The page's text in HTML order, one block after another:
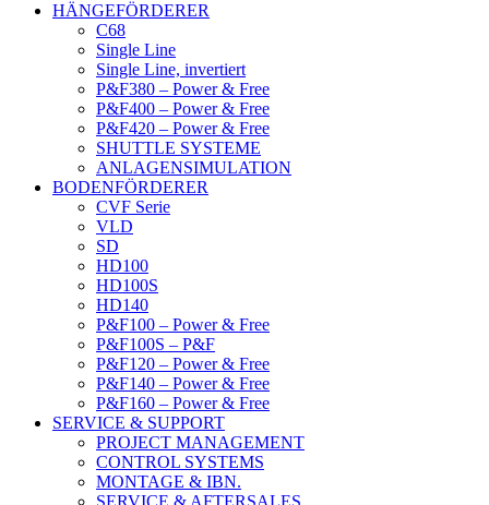
HÄNGEFÖRDERER
C68
Single Line
Single Line, invertiert
P&F380 – Power & Free
P&F400 – Power & Free
P&F420 – Power & Free
SHUTTLE SYSTEME
ANLAGENSIMULATION
BODENFÖRDERER
CVF Serie
VLD
SD
HD100
HD100S
HD140
P&F100 – Power & Free
P&F100S – P&F
P&F120 – Power & Free
P&F140 – Power & Free
P&F160 – Power & Free
SERVICE & SUPPORT
PROJECT MANAGEMENT
CONTROL SYSTEMS
MONTAGE & IBN.
SERVICE & AFTERSALES